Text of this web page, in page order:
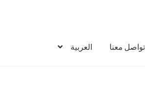
تواصل معنا العربية